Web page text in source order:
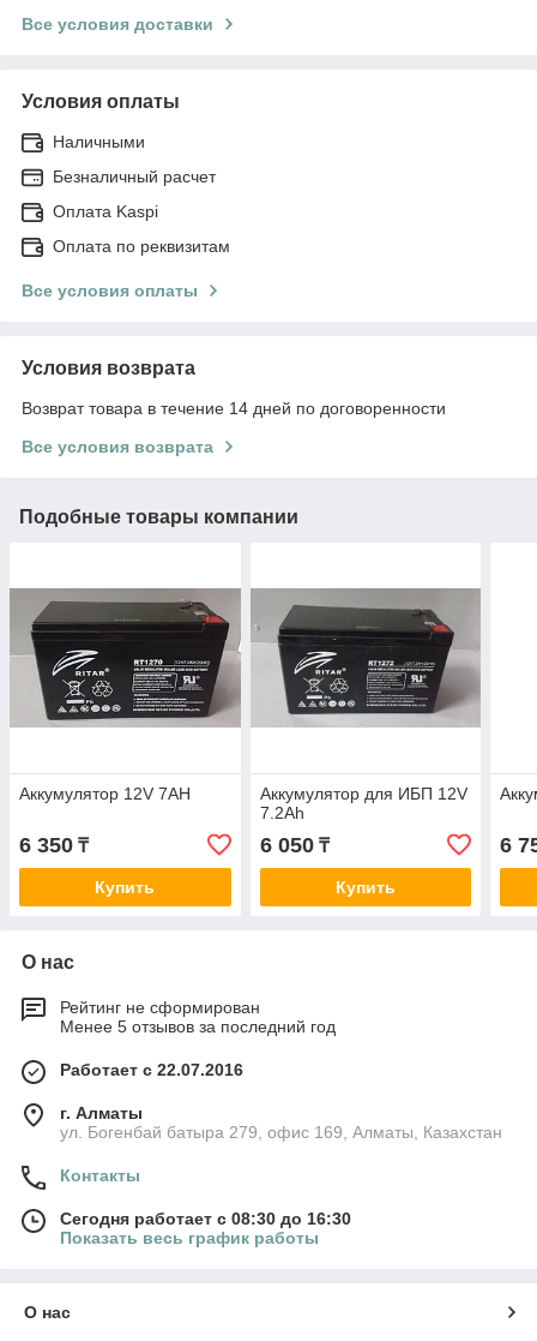
Все условия доставки
Условия оплаты
Наличными
Безналичный расчет
Оплата Kaspi
Оплата по реквизитам
Все условия оплаты
Условия возврата
Возврат товара в течение 14 дней по договоренности
Все условия возврата
Подобные товары компании
Аккумулятор 12V 7AH
6 350 ₸
Купить
Аккумулятор для ИБП 12V
7.2Ah
6 050₸
Купить
6
О нас
Рейтинг не сформирован
Менее 5 отзывов за последний год
Работает с 22.07.2016
г. Алматы
ул. Богенбай батыра 279, офис 169, Алматы, Казахстан
Контакты
Сегодня работает с 08:30 до 16:30
Показать весь график работы
О нас